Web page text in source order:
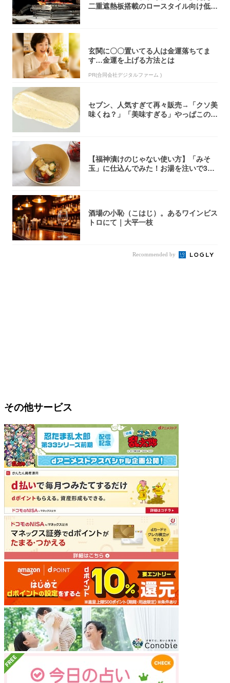
二重遮熱板搭載のロースタイル向け低型
玄関に〇〇置いてる人は金運落ちてま
す…金運を上げる方法とは
PR(合同会社デジタルファーム )
セブン、人気すぎて再々販売→「クソ美
味くね？」「美味すぎる」やっぱこのク
【福神漬けのじゃない使い方】「みそ
玉」に仕込んでみた！お湯を注いで30
酒場の小恥（こはじ）。あるワインビス
トロにて｜大平一枝
Recommended by
その他サービス